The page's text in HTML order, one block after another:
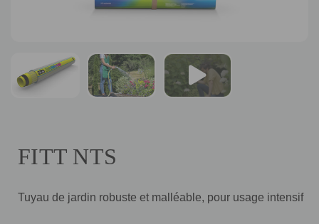
FITT NTS
Tuyau de jardin robuste et malléable, pour usage intensif